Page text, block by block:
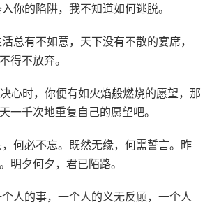
你的陷阱，我不知道如何逃脱。
总有不如意，天下没有不散的宴席，
得不放弃。
心时，你便有如火焰般燃烧的愿望，那
一千次地重复自己的愿望吧。
何必不忘。既然无缘，何需誓言。昨
明夕何夕，君已陌路。
人的事，一个人的义无反顾，一个人